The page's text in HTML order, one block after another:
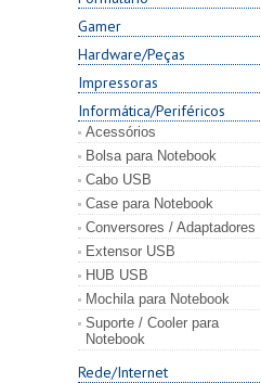
Gamer
Hardware/Peças
Impressoras
Informática/Periféricos
Acessórios
Bolsa para Notebook
Cabo USB
Case para Notebook
Conversores / Adaptadores
Extensor USB
HUB USB
Mochila para Notebook
Suporte / Cooler para
Notebook
Rede/Internet